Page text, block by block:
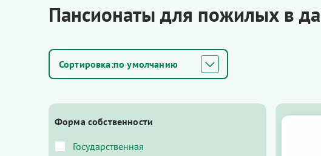
Пансионаты для пожилых в
по умолчанию
Форма собственности
Государственная